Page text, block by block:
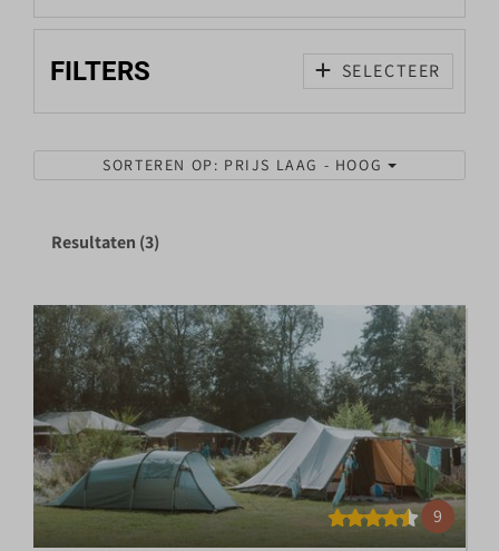
FILTERS SELECTEER
SORTEREN OP: PRIJS LAAG - HOOG
Resultaten (3)
9